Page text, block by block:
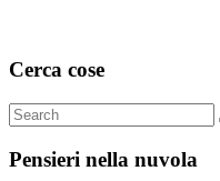
Cerca cose
Search
for:
Pensieri nella nuvola